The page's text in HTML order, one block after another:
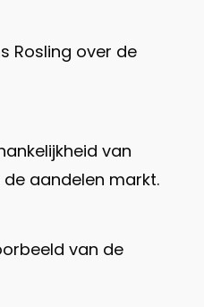
Rosling over de
van
de aandelen markt.
van de